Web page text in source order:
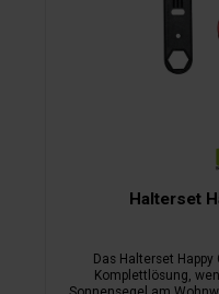
Halterset
Das Halterset
Komplettlösung,